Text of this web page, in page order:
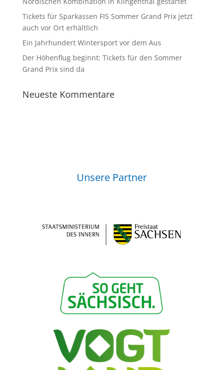
Tickets für Sparkassen FIS Sommer Grand Prix jetzt
auch vor Ort erhältlich
Ein Jahrhundert Wintersport vor dem Aus
Der Höhenflug beginnt: Tickets für den Sommer
Grand Prix sind da
Neueste Kommentare
Unsere Partner